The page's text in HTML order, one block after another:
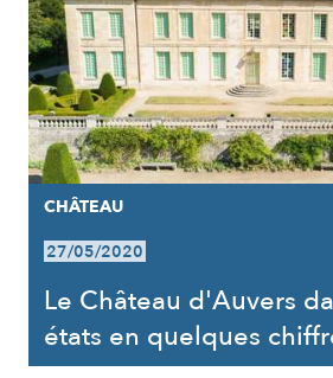
CHÂTEAU
27/05/2020
Le Château d'Auvers
états en quelques